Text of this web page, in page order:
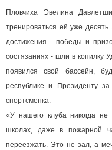
Пловчиха Эвелина
тренироваться ей уже
достижения - победы и
состязаниях - шли в копилку
появился свой бассейн,
республике и Президенту
спортсменка.
«У нашего клуба никогда
школах, даже в пожарной
переезжать. Это не зал, а